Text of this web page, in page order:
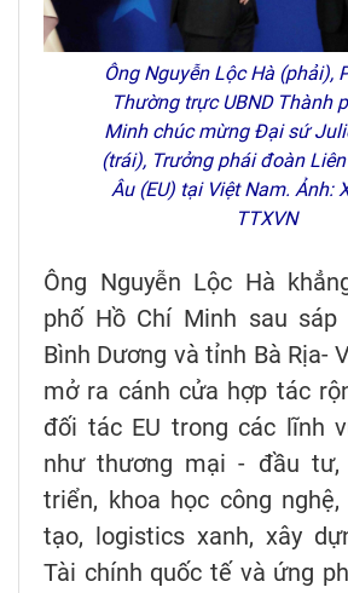
Ông Nguyễn Lộc Hà (phải),
Thường trực UBND Thành
Minh chúc mừng Đại sứ
(trái), Trưởng phái đoàn
Âu (EU) tại Việt Nam. Ảnh:
TTXVN
Ông Nguyễn Lộc Hà
phố Hồ Chí Minh sau
Bình Dương và tỉnh Bà Rịa-
mở ra cánh cửa hợp tác
đối tác EU trong các lĩnh
như thương mại - đầu tư,
triển, khoa học công
tạo, logistics xanh, xây
Tài chính quốc tế và ứng